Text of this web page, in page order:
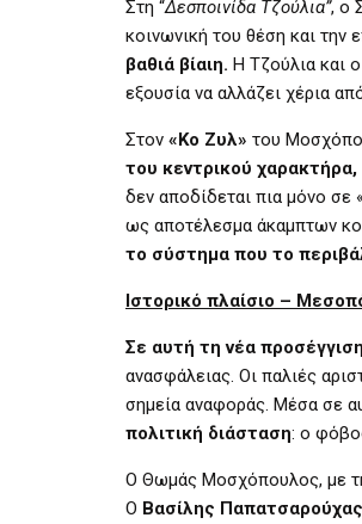
Στη “Δεσποινίδα Τζούλια”, ο
κοινωνική του θέση και την
βαθιά βίαιη. Η Τζούλια και
εξουσία να αλλάζει χέρια
Στον «Κο Ζυλ» του
του κεντρικού
δεν αποδίδεται πια μόνο σε
ως αποτέλεσμα άκαμπτων
το σύστημα που το
Ιστορικό πλαίσιο –
Σε αυτή τη νέα προσέγγιση
ανασφάλειας. Οι παλιές
σημεία αναφοράς. Μέσα σε
πολιτική διάσταση: ο
Ο Θωμάς Μοσχόπουλος, με
Ο Βασίλης Παπατσαρούχας